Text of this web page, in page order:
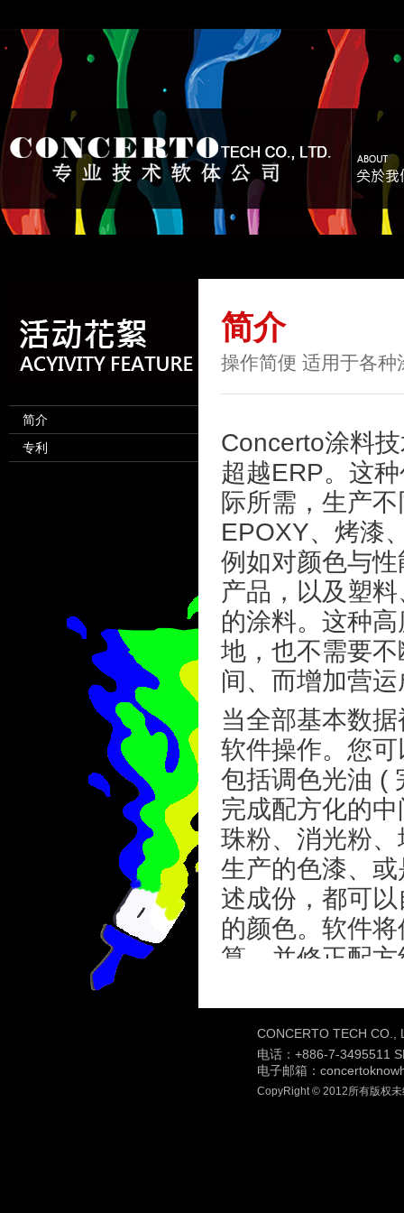
简介
专利
简介
操作简便 适用于各
Concerto涂料
超越ERP。这
际所需，生产
EPOXY、烤漆
例如对颜色与
产品，以及塑
的涂料。这种
地，也不需要
间、而增加营
当全部基本数
软件操作。您
包括调色光油 (
完成配方化的
珠粉、消光粉
生产的色漆、
述成份，都可
的颜色。软件
算，并修正配
量平衡，原料
内，而这个被
能完全符合您
CONCERTO TECH CO.,
电话： +886-7-3495511
电子邮箱：
CopyRight © 2012所有版权